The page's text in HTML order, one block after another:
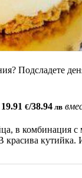
Подсладете
19.91 €/38.94 лв
в комбинация с
кутийка.